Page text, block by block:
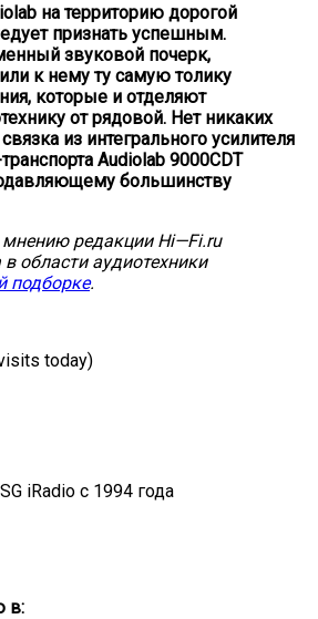
на территорию дорогой
признать успешным.
звуковой почерк,
к нему ту самую толику
которые и отделяют
от рядовой. Нет никаких
из интегрального усилителя
Audiolab 9000CDT
большинству
редакции Hi—Fi.ru
области аудиотехники
подборке.
today)
iRadio с 1994 года
в: